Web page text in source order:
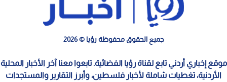
جميع الحقوق محفوظة رؤيا © 2026
موقع إخباري أردني تابع لقناة رؤيا الفضائية. تابعوا معنا آخر الأخبار المحلية
الأردنية، تغطيات شاملة لأخبار فلسطين، وأبرز التقارير والمستجدات